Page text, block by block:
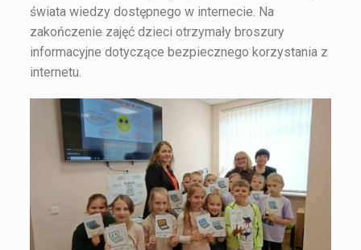
świata wiedzy dostępnego w internecie. Na
zakończenie zajęć dzieci otrzymały broszury
informacyjne dotyczące bezpiecznego korzystania z
internetu.